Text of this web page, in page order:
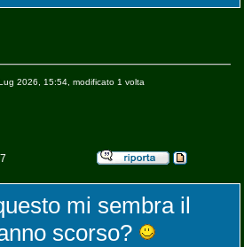
2026, 15:54, modificato 1 volta
mi sembra il
scorso?